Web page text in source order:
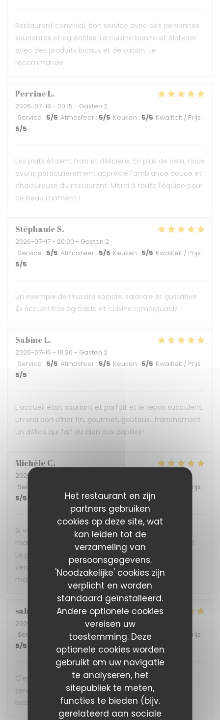
Het restaurant en zijn
partners gebruiken
cookies op deze site, wat
kan leiden tot de
verzameling van
persoonsgegevens.
'Noodzakelijke' cookies zijn
verplicht en worden
standaard geïnstalleerd.
Andere optionele cookies
vereisen uw
toestemming. Deze
optionele cookies worden
gebruikt om uw navigatie
te analyseren, het
sitepubliek te meten,
functies te bieden (bijv.
gerelateerd aan sociale
Restaurant convivial, bon service avec des personnes
souriantes et agréables. La cuisine bonne et élaborer
avec des produits locaux et de saison. Je
recommande
PerrineL
2026-07-18 - 20:15 - Gasten 2
Service : 5/5 Atmosfeer : 5/5 Keuken : 5/5 Kwaliteit / Prijs :
5/5
Les plats étaient frais et délicieux. En plus de cela, nous
avons particulièrement apprécié l'ambiance douce et
chaleureuse du restaurant. Merci à toute l'équipe pour
ce beau moment !
Stéphanie S
2026-07-17 - 20:00 - Gasten 2
Service : 5/5 Atmosfeer : 5/5 Keuken : 5/5 Kwaliteit / Prijs :
5/5
Un exemple de réussite sociale, salariale et gustative
👍 Accueil tres agréable et cuisine remarquable !
SabineL
2026-07-16 - 19:30 - Gasten 2
Service : 5/5 Atmosfeer : 5/5 Keuken : 5/5 Kwaliteit / Prijs :
5/5
L'accueil était souriant et parfait et le repas succulent.
Un vrai bon dîner fin, gourmet, goûteux...franchement
un délice qui fait du bien aux papilles!
Michèle C
2026-07-04
Service
Kwaliteit / Prijs :
5/5
Si vous voulez vous réconcilier avec vos papilles car
marre de la mal bouffe alors foncez direct au Reflet.
Le personnel bien sympathique se fera une joie de
venir vous servir les délicieux plats concoctés avec
maestria par l'équipe installée aux fourneaux.
sabine
2026-07-08
- 12:45 - Gasten 4
Service
Atmosfeer:5/5 Keuken:5/5 Kwaliteit / Prijs :
5/5
C'est une expérience gustative a chaque fois, un
service impeccable. Ne changer rien et merci
beaucoup pour cette accueil. A bientôt